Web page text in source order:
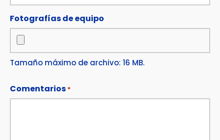
Fotografías de equipo
Tamaño máximo de archivo: 16 MB.
Comentarios *